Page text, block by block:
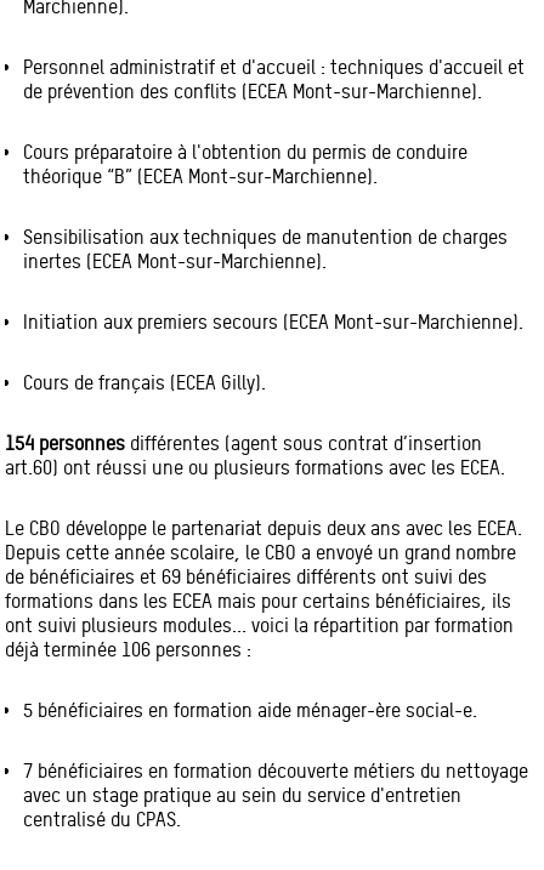
Marchienne).
Personnel administratif et d'accueil : techniques d'accueil et
de prévention des conflits (ECEA Mont-sur-Marchienne).
Cours préparatoire à l'obtention du permis de conduire
théorique “B” (ECEA Mont-sur-Marchienne).
Sensibilisation aux techniques de manutention de charges
inertes (ECEA Mont-sur-Marchienne).
Initiation aux premiers secours (ECEA Mont-sur-Marchienne).
Cours de français (ECEA Gilly).
154 personnes différentes (agent sous contrat d’insertion
art.60) ont réussi une ou plusieurs formations avec les ECEA.
Le CBO développe le partenariat depuis deux ans avec les ECEA.
Depuis cette année scolaire, le CBO a envoyé un grand nombre
de bénéficiaires et 69 bénéficiaires différents ont suivi des
formations dans les ECEA mais pour certains bénéficiaires, ils
ont suivi plusieurs modules... voici la répartition par formation
déjà terminée 106 personnes :
5 bénéficiaires en formation aide ménager-ère social-e.
7 bénéficiaires en formation découverte métiers du nettoyage
avec un stage pratique au sein du service d'entretien
centralisé du CPAS.